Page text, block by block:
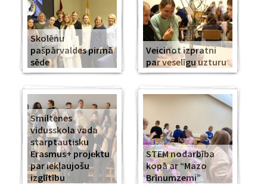
Skolēnu
pašpārvaldes pirmā
sēde
Veicinot izpratni
par veselīgu uzturu
Smiltenes
vidusskola vada
starptautisku
Erasmus+ projektu
par iekļaujošu
izglītību
STEM nodarbība
kopā ar “Mazo
Brīnumzemi”